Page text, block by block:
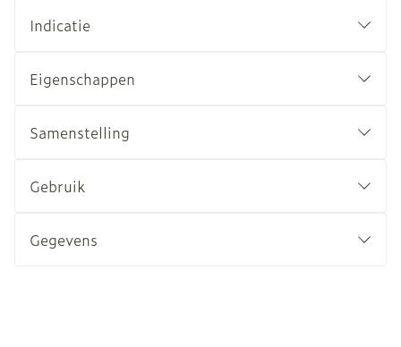
Indicatie
Eigenschappen
Samenstelling
Gebruik
Gegevens